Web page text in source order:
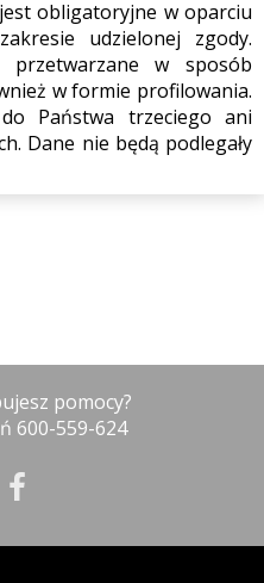
obligatoryjne w oparciu
udzielonej zgody.
w sposób
w formie profilowania.
Państwa trzeciego ani
Dane nie będą podlegały
pomocy?
600-559-624